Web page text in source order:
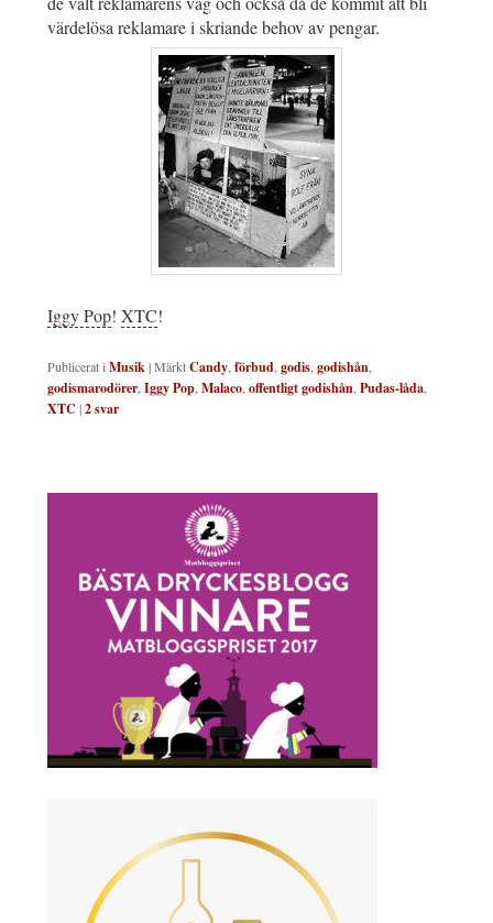
värdelösa reklamare i skriande behov av pengar.
Iggy Pop! XTC!
Publicerat i Musik|MärktCandy förbud godis godishån
godismarodörer Iggy Pop Malaco offentligt godishån Pudas-låda
XTC |2svar